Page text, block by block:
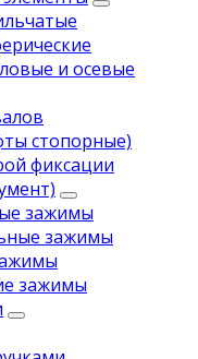
и осевые
стопорные)
фиксации
зажимы
зажимы
зажимы